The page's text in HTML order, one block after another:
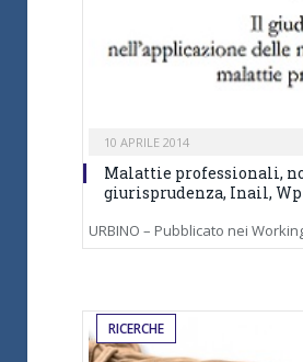
10 APRILE 2014
Malattie professionali,
giurisprudenza, Inail, Wp
URBINO – Pubblicato nei
RICERCHE